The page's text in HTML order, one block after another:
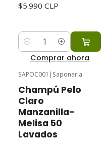
$5.990 CLP
Cantidad
Comprar ahora
SAPOC001 | Saponaria
Champú Pelo
Claro
Manzanilla-
Melisa 50
Lavados